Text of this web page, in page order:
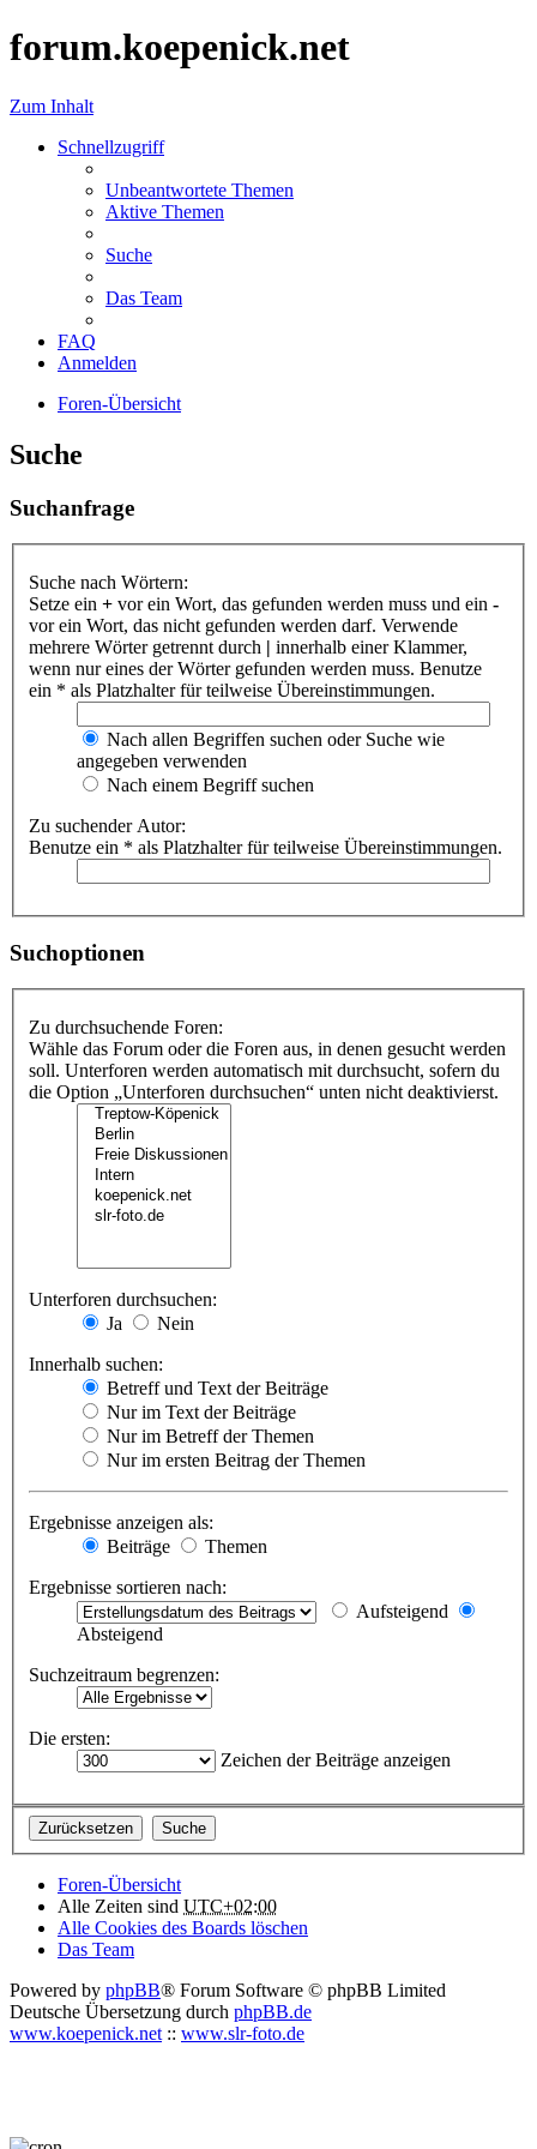
forum.koepenick.net
Zum Inhalt
Schnellzugriff
Unbeantwortete Themen
Aktive Themen
Suche
Das Team
FAQ
Anmelden
Foren-Übersicht
Suche
Suchanfrage
Suche nach Wörtern:
Setze ein + vor ein Wort, das gefunden werden muss und ein -
vor ein Wort, das nicht gefunden werden darf. Verwende
mehrere Wörter getrennt durch | innerhalb einer Klammer,
wenn nur eines der Wörter gefunden werden muss. Benutze
ein * als Platzhalter für teilweise Übereinstimmungen.
Nach allen Begriffen suchen oder Suche wie
angegeben verwenden
Nach einem Begriff suchen
Zu suchender Autor:
Benutze ein * als Platzhalter für teilweise Übereinstimmungen.
Suchoptionen
Zu durchsuchende Foren:
Wähle das Forum oder die Foren aus, in denen gesucht werden
soll. Unterforen werden automatisch mit durchsucht, sofern du
die Option „Unterforen durchsuchen“ unten nicht deaktivierst.
Unterforen durchsuchen:
Ja
Nein
Innerhalb suchen:
Betreff und Text der Beiträge
Nur im Text der Beiträge
Nur im Betreff der Themen
Nur im ersten Beitrag der Themen
Ergebnisse anzeigen als:
Beiträge
Themen
Ergebnisse sortieren nach:
Aufsteigend
Absteigend
Suchzeitraum begrenzen:
Die ersten:
Zeichen der Beiträge anzeigen
Foren-Übersicht
Alle Zeiten sind UTC+02:00
Alle Cookies des Boards löschen
Das Team
Powered by phpBB® Forum Software © phpBB Limited
Deutsche Übersetzung durch phpBB.de
www.koepenick.net :: www.slr-foto.de